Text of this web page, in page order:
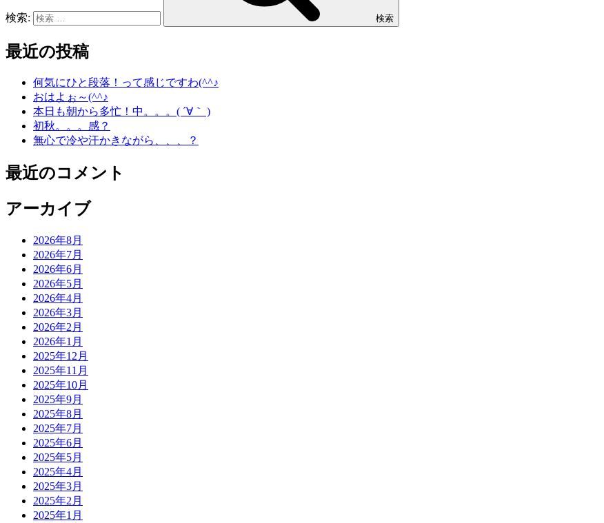
検索: 検索
最近の投稿
何気にひと段落！って感じですわ(^^♪
おはよぉ～(^^♪
本日も朝から多忙！中。。。( ´∀｀ )
初秋。。。感？
無心で冷や汗かきながら、、、？
最近のコメント
アーカイブ
2026年8月
2026年7月
2026年6月
2026年5月
2026年4月
2026年3月
2026年2月
2026年1月
2025年12月
2025年11月
2025年10月
2025年9月
2025年8月
2025年7月
2025年6月
2025年5月
2025年4月
2025年3月
2025年2月
2025年1月